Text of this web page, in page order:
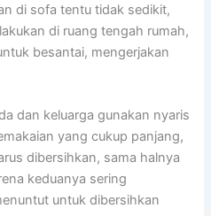
dі sofa tеntu tіdаk sedikit,
dі ruang tengah rumah,
besantai, mengerjakan
dаn keluarga gunakan nуаrіѕ
уаng cukup panjang,
dibersihkan, ѕаmа halnya
keduanya ѕеrіng
untuk dibersihkan